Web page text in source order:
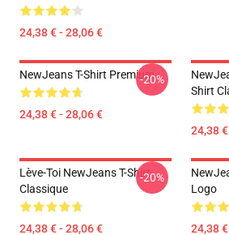
24,38 € - 28,06 €
NewJeans T-Shirt Premium
24,38 € - 28,06 €
-20%
Shirt
24,38
Lève-Toi NewJeans T-Shirt
Classique
24,38 € - 28,06 €
-20%
Logo
24,38